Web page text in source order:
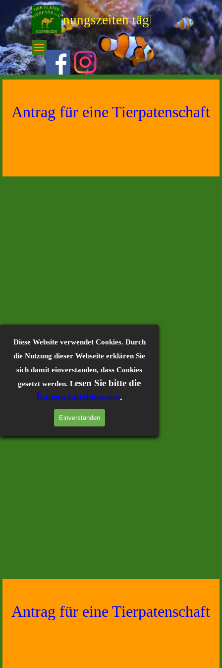
Diese Website verwendet Cookies. Durch
die Nutzung dieser Webseite erklären Sie
sich damit einverstanden, dass Cookies
gesetzt werden. Lesen Sie bitte die
Datenschutzhinweise.
Einverstanden
Direkt zum Seiteninhalt
-- Öffnungszeiten täglich von
Menü überspringen
Antrag für eine Tierpatenschaft
Antrag für eine Tierpatenschaft